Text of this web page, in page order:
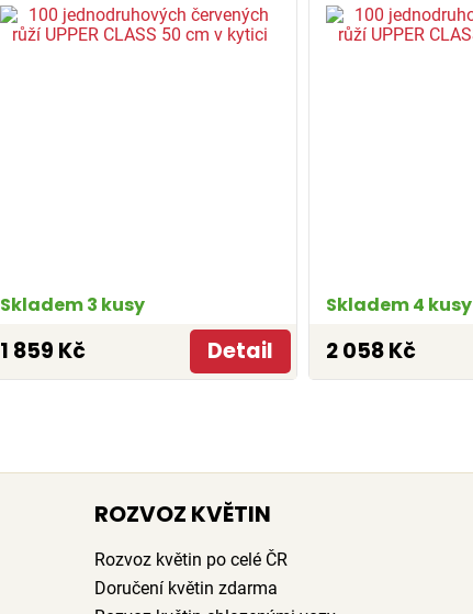
Skladem 3 kusy
1 859 Kč Detail
Skladem 4 kusy
2 058 Kč
ROZVOZ KVĚTIN
Rozvoz květin po celé ČR
Doručení květin zdarma